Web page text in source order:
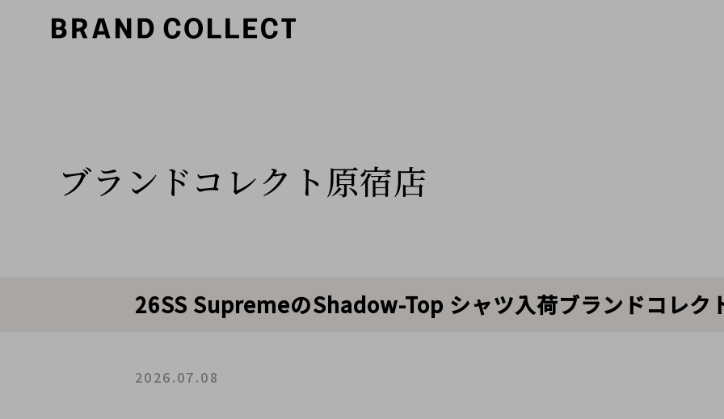
ブランドコレクト原宿店
26SS SupremeのShadow-Top シャツ入荷ブランドコレク
2026.07.08